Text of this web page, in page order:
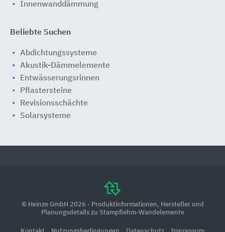
Innenwanddämmung
Beliebte Suchen
Abdichtungssysteme
Akustik-Dämmelemente
Entwässerungsrinnen
Pflastersteine
Revisionsschächte
Solarsysteme
© Heinze GmbH 2026 - Produktinformationen, Hersteller und
Planungsdetails zu Stampflehm-Wandelemente